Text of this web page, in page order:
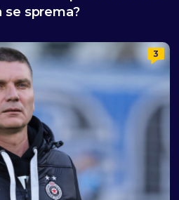
se sprema?
3